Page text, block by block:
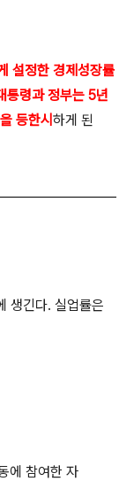
설정한 경제성장률
통령과 정부는 5년
등한시 하게 된
생긴다. 실업률은
에 참여한 자